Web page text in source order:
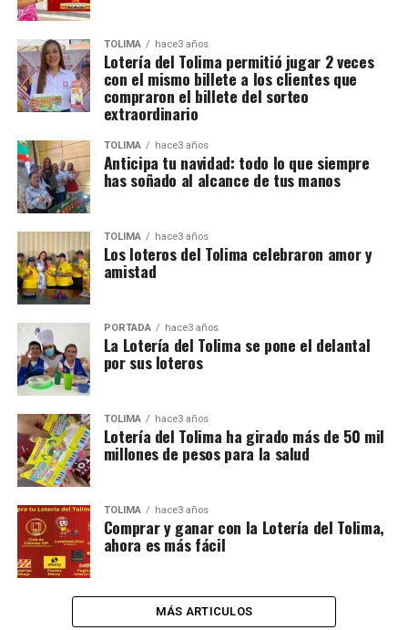
TOLIMA hace3 años
Lotería del Tolima permitió jugar 2 veces
con el mismo billete a los clientes que
compraron el billete del sorteo
extraordinario
TOLIMA hace3 años
Anticipa tu navidad: todo lo que siempre
has soñado al alcance de tus manos
TOLIMA hace3 años
Los loteros del Tolima celebraron amor y
amistad
PORTADA hace3 años
La Lotería del Tolima se pone el delantal
por sus loteros
TOLIMA hace3 años
Lotería del Tolima ha girado más de 50 mil
millones de pesos para la salud
TOLIMA hace3 años
Comprar y ganar con la Lotería del Tolima,
ahora es más fácil
MÁS ARTICULOS